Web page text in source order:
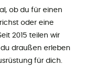
ob du für einen
oder eine
2015 teilen wir
draußen erleben
für dich.